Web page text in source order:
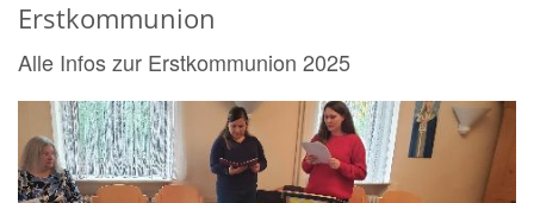
Erstkommunion
Alle Infos zur Erstkommunion 2025